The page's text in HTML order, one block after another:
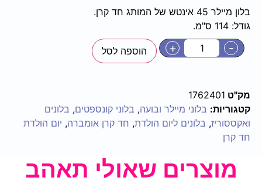
בלון מיילר 45 אינטש של המותג חד קרן.
גודל: 114 ס"מ.
-
+ הוספה לסל
מק"ט 1762401
קטגוריות: בלוני מיילר ובועה, בלוני קונספטים, בלונים
ואקססוריז, בלונים ליום הולדת, חד קרן אומברה, יום הולדת
חד קרן
מוצרים שאולי תאהב